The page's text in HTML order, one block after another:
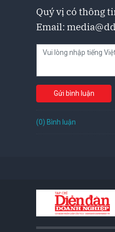
Quý vị có thông
Email:
Gửi bình luận
(0) Bình luận